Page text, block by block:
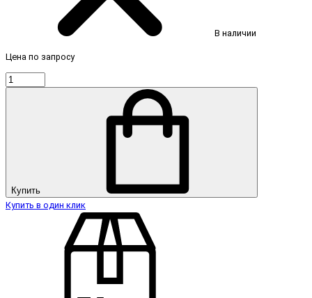
В наличии
Цена по запросу
Купить
Купить в один клик